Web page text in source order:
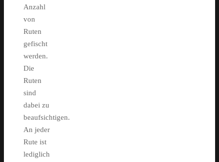
Anzahl
von
Ruten
gefischt
werden.
Die
Ruten
sind
dabei zu
beaufsichtigen.
An jeder
Rute ist
lediglich